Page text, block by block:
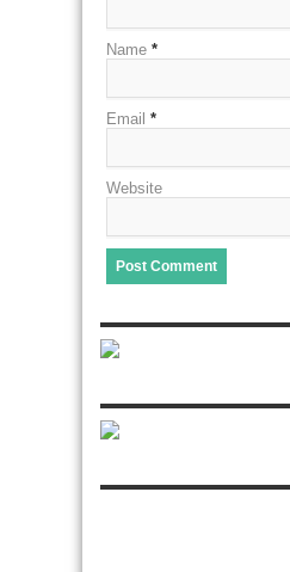
Name *
Email *
Website